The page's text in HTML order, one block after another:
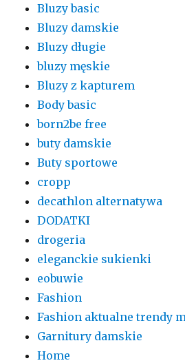
Bluzy basic
Bluzy damskie
Bluzy długie
bluzy męskie
Bluzy z kapturem
Body basic
born2be free
buty damskie
Buty sportowe
cropp
decathlon alternatywa
DODATKI
drogeria
eleganckie sukienki
eobuwie
Fashion
Fashion aktualne trendy
Garnitury damskie
Home